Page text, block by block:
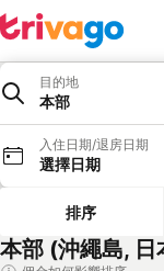
目的地
本部
入住日期/退房日期
選擇日期
排序
本部 (沖繩島, 日